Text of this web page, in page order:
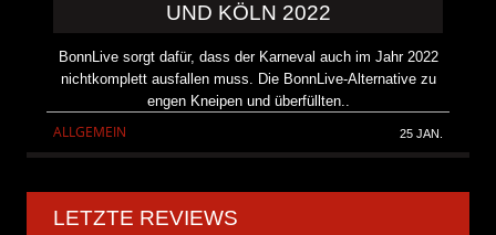
UND KÖLN 2022
BonnLive sorgt dafür, dass der Karneval auch im Jahr 2022
nichtkomplett ausfallen muss. Die BonnLive-Alternative zu
engen Kneipen und überfüllten..
ALLGEMEIN 25 JAN.
LETZTE REVIEWS